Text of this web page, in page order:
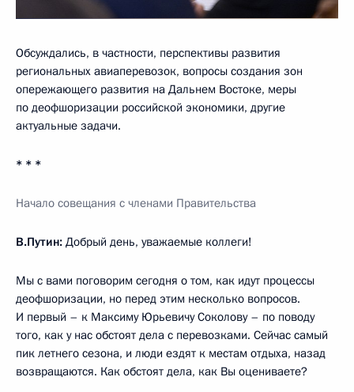
Обсуждались, в частности, перспективы развития
региональных авиаперевозок, вопросы создания зон
опережающего развития на Дальнем Востоке, меры
по деофшоризации российской экономики, другие
актуальные задачи.
* * *
Начало совещания с членами Правительства
В.Путин: Добрый день, уважаемые коллеги!
Мы с вами поговорим сегодня о том, как идут процессы
деофшоризации, но перед этим несколько вопросов.
И первый – к Максиму Юрьевичу Соколову – по поводу
того, как у нас обстоят дела с перевозками. Сейчас самый
пик летнего сезона, и люди ездят к местам отдыха, назад
возвращаются. Как обстоят дела, как Вы оцениваете?